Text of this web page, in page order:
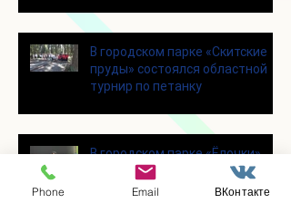
играми
В городском парке «Скитские
пруды» состоялся областной
турнир по петанку
В городском парке «Ёлочки»
прошло очередное занятие по
историко-бытовым бальным
Phone Email ВКонтакте